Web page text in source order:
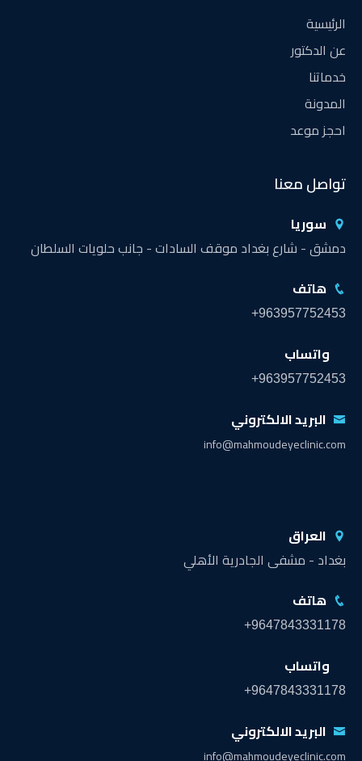
الرئيسية
عن الدكتور
خدماتنا
المدونة
احجز موعد
تواصل معنا
سوريا
دمشق - شارع بغداد موقف السادات - جانب حلويات السلطان
هاتف
+963957752453
واتساب
+963957752453
البريد الالكتروني
info@mahmoudeyeclinic.com
العراق
بغداد - مشفى الجادرية الأهلي
هاتف
+9647843331178
واتساب
+9647843331178
البريد الالكتروني
info@mahmoudeyeclinic.com